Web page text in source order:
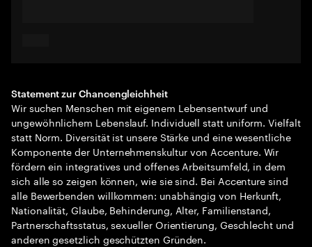
Statement zur Chancengleichheit
Wir suchen Menschen mit eigenem Lebensentwurf und
ungewöhnlichem Lebenslauf. Individuell statt uniform. Vielfalt
statt Norm. Diversität ist unsere Stärke und eine wesentliche
Komponente der Unternehmenskultur von Accenture. Wir
fördern ein integratives und offenes Arbeitsumfeld, in dem
sich alle so zeigen können, wie sie sind. Bei Accenture sind
alle Bewerbenden willkommen: unabhängig von Herkunft,
Nationalität, Glaube, Behinderung, Alter, Familienstand,
Partnerschaftsstatus, sexueller Orientierung, Geschlecht und
anderen gesetzlich geschützten Gründen.